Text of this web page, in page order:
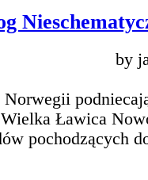
by
Ławica
pochodzących